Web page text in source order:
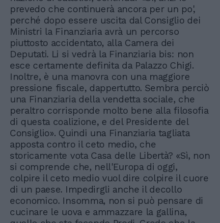
prevedo che continuerà ancora per un po',
perché dopo essere uscita dal Consiglio dei
Ministri la Finanziaria avrà un percorso
piuttosto accidentato, alla Camera dei
Deputati. Li si vedrà la Finanziaria bis: non
esce certamente definita da Palazzo Chigi.
Inoltre, è una manovra con una maggiore
pressione fiscale, dappertutto. Sembra perciò
una Finanziaria della vendetta sociale, che
peraltro corrisponde molto bene alla filosofia
di questa coalizione, e del Presidente del
Consiglio». Quindi una Finanziaria tagliata
apposta contro il ceto medio, che
storicamente vota Casa delle Libertà? «Sì, non
si comprende che, nell'Europa di oggi,
colpire il ceto medio vuol dire colpire il cuore
di un paese. Impedirgli anche il decollo
economico. Insomma, non si può pensare di
cucinare le uova e ammazzare la gallina,